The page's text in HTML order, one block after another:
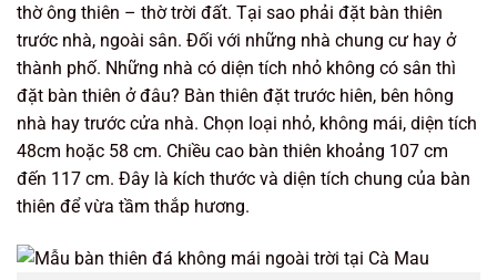
thờ ông thiên – thờ trời đất. Tại sao phải đặt bàn thiên
trước nhà, ngoài sân. Đối với những nhà chung cư hay ở
thành phố. Những nhà có diện tích nhỏ không có sân thì
đặt bàn thiên ở đâu? Bàn thiên đặt trước hiên, bên hông
nhà hay trước cửa nhà. Chọn loại nhỏ, không mái, diện tích
48cm hoặc 58 cm. Chiều cao bàn thiên khoảng 107 cm
đến 117 cm. Đây là kích thước và diện tích chung của bàn
thiên để vừa tầm thắp hương.